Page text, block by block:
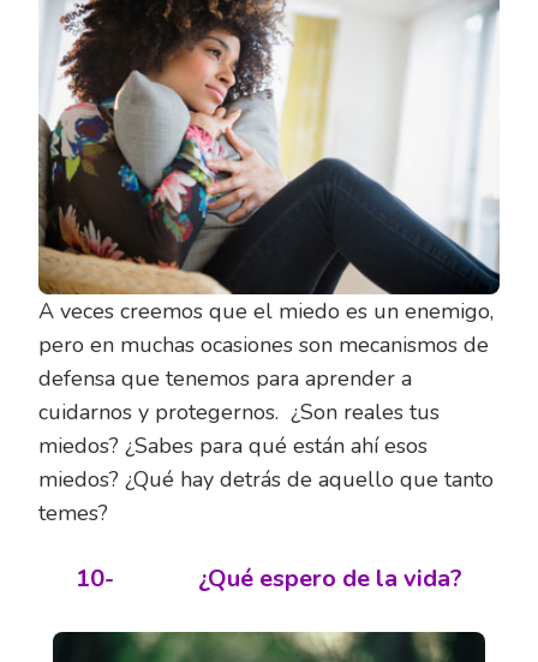
A veces creemos que el miedo es un enemigo,
pero en muchas ocasiones son mecanismos de
defensa que tenemos para aprender a
cuidarnos y protegernos. ¿Son reales tus
miedos? ¿Sabes para qué están ahí esos
miedos? ¿Qué hay detrás de aquello que tanto
temes?
10- ¿Qué espero de la vida?